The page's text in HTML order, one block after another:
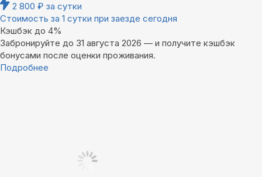
2 800 ₽ за сутки
Стоимость за 1 сутки при заезде сегодня
Кэшбэк до 4%
Забронируйте до 31 августа 2026 — и получите кэшбэк
бонусами после оценки проживания.
Подробнее